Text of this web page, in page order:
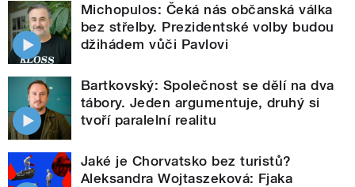
Michopulos: Čeká nás občanská válka
bez střelby. Prezidentské volby budou
džihádem vůči Pavlovi
Bartkovský: Společnost se dělí na dva
tábory. Jeden argumentuje, druhý si
tvoří paralelní realitu
Jaké je Chorvatsko bez turistů?
Aleksandra Wojtaszeková: Fjaka